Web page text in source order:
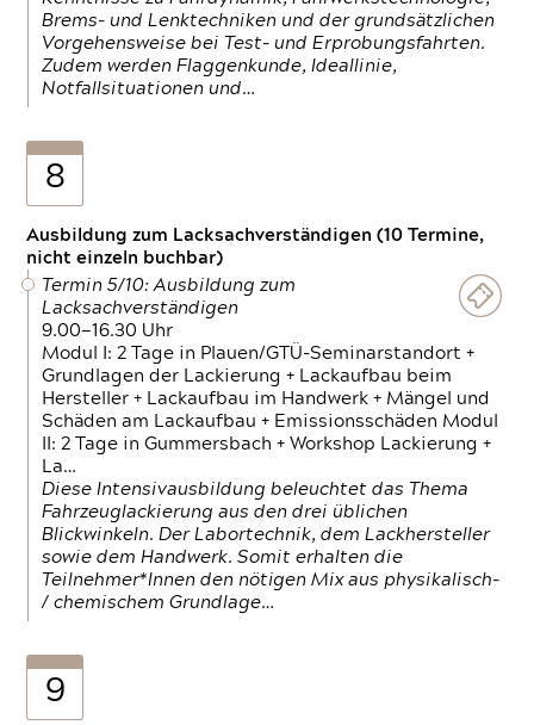
Brems- und Lenktechniken und der grundsätzlichen
Vorgehensweise bei Test- und Erprobungsfahrten.
Zudem werden Flaggenkunde, Ideallinie,
Notfallsituationen und…
8
Ausbildung zum Lacksachverständigen (10 Termine,
nicht einzeln buchbar)
Termin 5/10: Ausbildung zum
Lacksachverständigen
9.00—16.30 Uhr
Modul I: 2 Tage in Plauen/GTÜ-Seminarstandort +
Grundlagen der Lackierung + Lackaufbau beim
Hersteller + Lackaufbau im Handwerk + Mängel und
Schäden am Lackaufbau + Emissionsschäden Modul
II: 2 Tage in Gummersbach + Workshop Lackierung +
La…
Diese Intensivausbildung beleuchtet das Thema
Fahrzeuglackierung aus den drei üblichen
Blickwinkeln. Der Labortechnik, dem Lackhersteller
sowie dem Handwerk. Somit erhalten die
Teilnehmer*Innen den nötigen Mix aus physikalisch-
/ chemischem Grundlage…
9